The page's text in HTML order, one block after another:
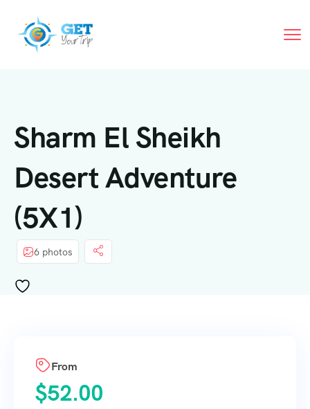
Sharm El Sheikh
Desert Adventure
(5X1)
6 photos
From
$52.00